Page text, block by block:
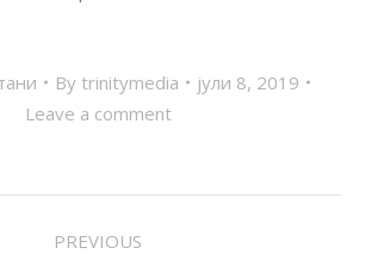
By trinitymedia
јули 8, 2019
Leave a comment
PREVIOUS